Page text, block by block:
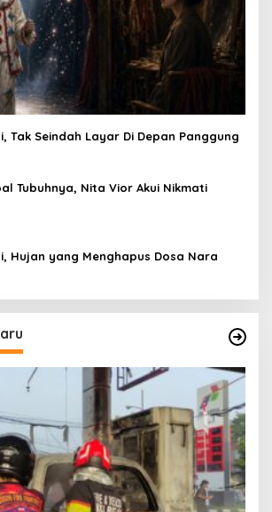
Tak Seindah Layar Di Depan Panggung
Tubuhnya, Nita Vior Akui Nikmati
Hujan yang Menghapus Dosa Nara